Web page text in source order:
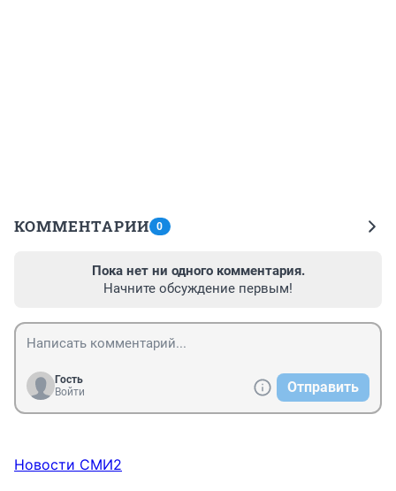
КОММЕНТАРИИ 0
Пока нет ни одного комментария.
Начните обсуждение первым!
Гость
Войти
Отправить
Новости СМИ2